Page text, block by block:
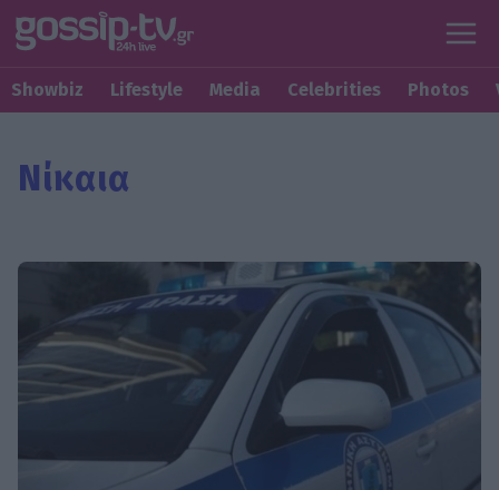
Showbiz Lifestyle Media Celebrities Photos
Νίκαια